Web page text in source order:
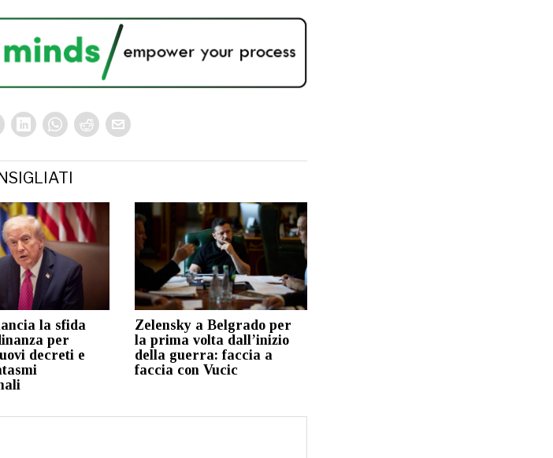
la sfida
per
decreti e
Zelensky a Belgrado per
la prima volta dall’inizio
della guerra: faccia a
faccia con Vucic